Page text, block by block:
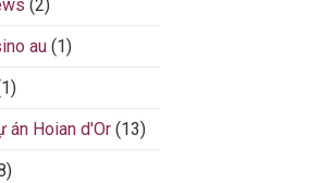
(2)
au(1)
án Hoian d'Or(13)